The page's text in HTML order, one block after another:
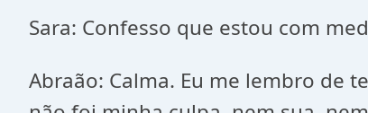
Sara: Confesso que estou com
Abraão: Calma. Eu me lembro de